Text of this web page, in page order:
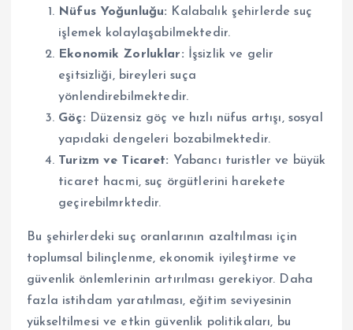
Nüfus Yoğunluğu: Kalabalık şehirlerde suç
işlemek kolaylaşabilmektedir.
Ekonomik Zorluklar: İşsizlik ve gelir
eşitsizliği, bireyleri suça
yönlendirebilmektedir.
Göç: Düzensiz göç ve hızlı nüfus artışı, sosyal
yapıdaki dengeleri bozabilmektedir.
Turizm ve Ticaret: Yabancı turistler ve büyük
ticaret hacmi, suç örgütlerini harekete
geçirebilmrktedir.
Bu şehirlerdeki suç oranlarının azaltılması için
toplumsal bilinçlenme, ekonomik iyileştirme ve
güvenlik önlemlerinin artırılması gerekiyor. Daha
fazla istihdam yaratılması, eğitim seviyesinin
yükseltilmesi ve etkin güvenlik politikaları, bu